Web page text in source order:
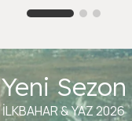
Yeni Sezon
İLKBAHAR & YAZ 2026